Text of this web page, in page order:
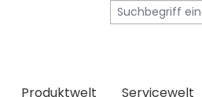
Produktwelt Servicewelt